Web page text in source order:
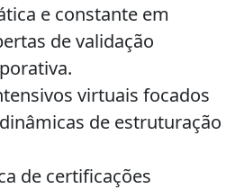
e constante em
de validação
virtuais focados
de estruturação
de certificações